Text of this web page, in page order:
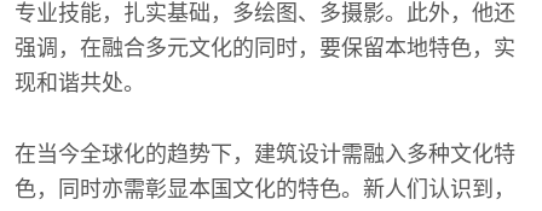
专业技能，扎实基础，多绘图、多摄影。此外，他还
强调，在融合多元文化的同时，要保留本地特色，实
现和谐共处。
在当今全球化的趋势下，建筑设计需融入多种文化特
色，同时亦需彰显本国文化的特色。新人们认识到，